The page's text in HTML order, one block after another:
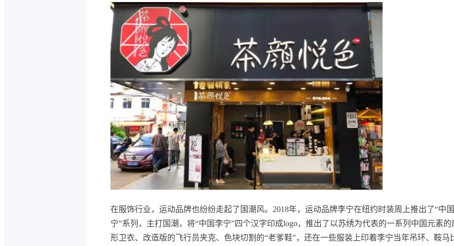
在服饰行业，运动品牌也纷纷走起了国潮风。2018年，运动品牌李宁在纽约时装周上推出了“中
宁”系列，主打国潮，将“中国李宁”四个汉字印成logo，推出了以苏绣为代表的一系列中国元素的
形卫衣、改造版的飞行员夹克、色块切割的“老爹鞋”，还在一些服装上印着李宁当年吊环、鞍马